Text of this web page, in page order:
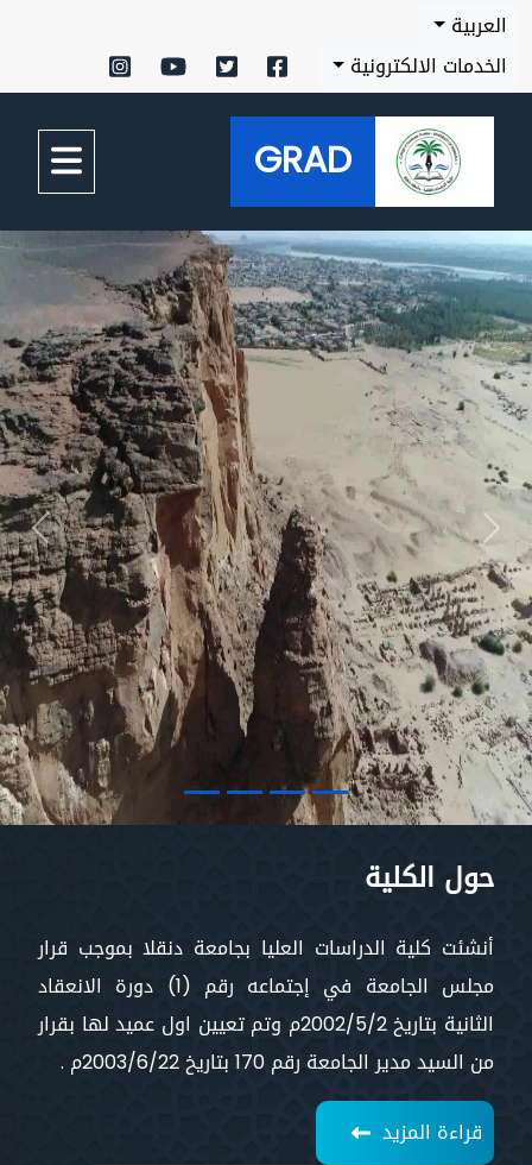
العربية
الخدمات الالكترونية
GRAD
Next
حول الكلية
أنشئت كلية الدراسات العليا بجامعة دنقلا بموجب قرار
مجلس الجامعة في إجتماعه رقم (1) دورة الانعقاد
الثانية بتاريخ 2002/5/2م وتم تعيين اول عميد لها بقرار
من السيد مدير الجامعة رقم 170 بتاريخ 2003/6/22م .
قراءة المزيد